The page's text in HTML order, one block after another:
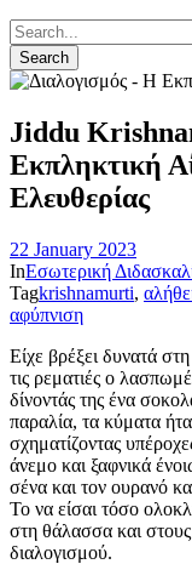
Jiddu
Εκπληκτική
Ελευθερίας
22 January 2023
InΕσωτερική
Tagkrishnamurti,
αφύπνιση
Είχε βρέξει δυνατά
τις ρεματιές ο
δίνοντάς της ένα
παραλία, τα κύματα
σχηματίζοντας
άνεμο και ξαφνικά
σένα και τον ουρανό
Το να είσαι τόσο
στη θάλασσα και
διαλογισμού.